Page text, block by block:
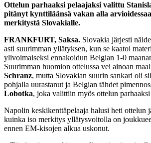
Ottelun parhaaksi pelaajaksi valittu
pitänyt kynttiläänsä vakan alla
merkitystä Slovakialle.
FRANKFURT, Saksa. Slovakia järjesti
asti suurimman yllätyksen, kun se kaatoi
ylivoimaiseksi ennakoidun Belgian 1-0
Suurimman huomion ottelussa vei ainoan
Schranz, mutta Slovakian suurin sankari oli
pohjalla uurastanut ja Belgian tähdet
Lobotka, joka valittiin myös ottelun parhaaksi
Napolin keskikenttäpelaaja halusi heti ottelun
kuinka iso merkitys yllätysvoitolla on
ennen EM-kisojen alkua uskonut.